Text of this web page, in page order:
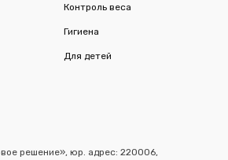
Контроль веса
Гигиена
Для детей
решение», юр. адрес: 220006,